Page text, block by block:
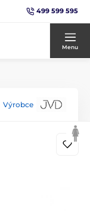
499 599 595
Menu
Výrobce